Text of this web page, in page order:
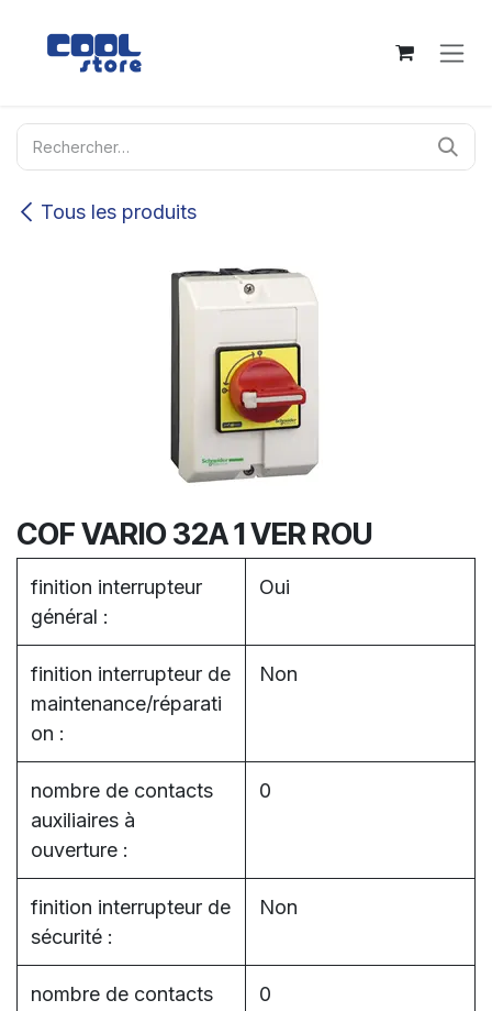
Tous les produits
COF VARIO 32A 1 VER ROU
finition interrupteur
général :
Oui
finition interrupteur de
maintenance/réparati
on :
Non
nombre de contacts
auxiliaires à
ouverture :
0
finition interrupteur de
sécurité :
Non
nombre de contacts
0